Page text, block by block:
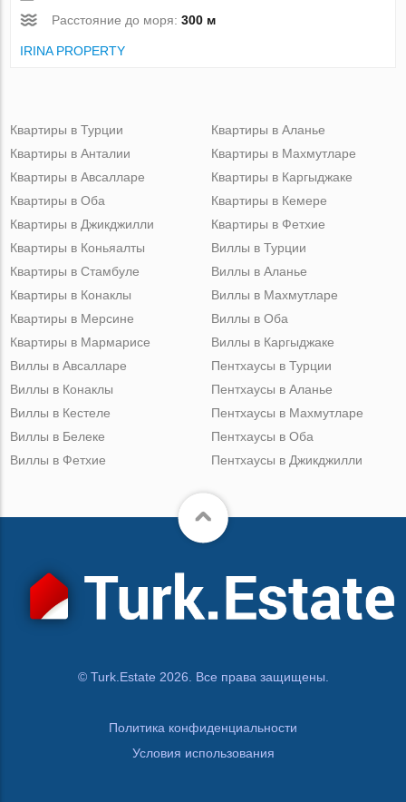
Расстояние до моря:300 м
IRINA PROPERTY
Квартиры в Турции
Квартиры в Анталии
Квартиры в Авсалларе
Квартиры в Оба
Квартиры в Джикджилли
Квартиры в Аланье
Квартиры в Махмутларе
Квартиры в Каргыджаке
Квартиры в Кемере
Квартиры в Фетхие
Квартиры в Коньяалты
Квартиры в Стамбуле
Квартиры в Конаклы
Квартиры в Мерсине
Квартиры в Мармарисе
Виллы в Турции
Виллы в Аланье
Виллы в Махмутларе
Виллы в Оба
Виллы в Каргыджаке
Виллы в Авсалларе
Виллы в Конаклы
Виллы в Кестеле
Виллы в Белеке
Виллы в Фетхие
Пентхаусы в Турции
Пентхаусы в Аланье
Пентхаусы в Махмутларе
Пентхаусы в Оба
Пентхаусы в Джикджилли
© Turk.Estate 2026. Все права защищены.
Политика конфиденциальности
Условия использования